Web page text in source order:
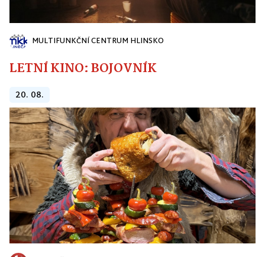
MULTIFUNKČNÍ CENTRUM HLINSKO
LETNÍ KINO: BOJOVNÍK
20. 08.